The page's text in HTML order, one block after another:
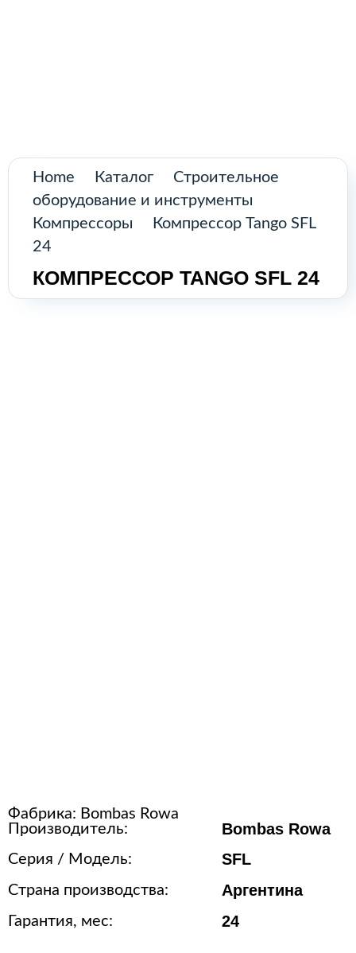
Home Каталог
Строительное
оборудование и инструменты
Компрессоры
Компрессор Tango SFL
24
КОМПРЕССОР TANGO SFL 24
Фабрика: Bombas Rowa
Производитель:
Bombas Rowa
Серия / Модель: SFL
Страна производства: Аргентина
Гарантия, мес: 24